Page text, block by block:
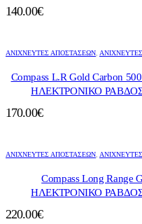
140.00€
ΑΝΙΧΝΕΥΤΕΣ ΑΠΟΣΤΑΣΕΩΝ
Compass L.R Gold Carbon
ΗΛΕΚΤΡΟΝΙΚΟ
170.00€
ΑΝΙΧΝΕΥΤΕΣ ΑΠΟΣΤΑΣΕΩΝ
Compass Long Range
ΗΛΕΚΤΡΟΝΙΚΟ
220.00€